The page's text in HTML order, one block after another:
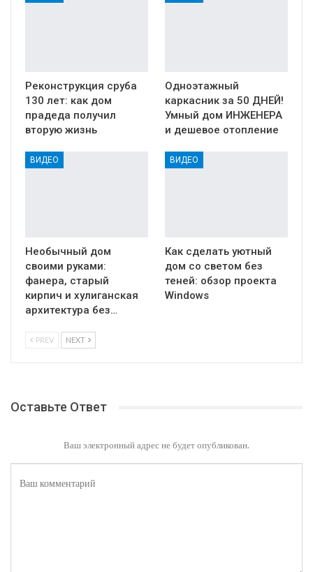
Реконструкция сруба
130 лет: как дом
прадеда получил
вторую жизнь
Одноэтажный
каркасник за 50 ДНЕЙ!
Умный дом ИНЖЕНЕРА
и дешевое отопление
ВИДЕО
Необычный дом
своими руками:
фанера, старый
кирпич и хулиганская
архитектура без…
ВИДЕО
Как сделать уютный
дом со светом без
теней: обзор проекта
Windows
PREV NEXT
Оставьте Ответ
Ваш электронный адрес не будет опубликован.